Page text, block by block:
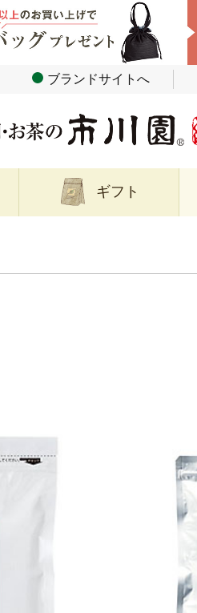
ブランドサイトへ
ギフト